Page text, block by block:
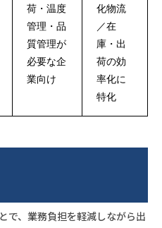
荷・温度
管理・品
質管理が
必要な企
業向け
化物流
／在
庫・出
荷の効
率化に
特化
で、業務負担を軽減しながら出